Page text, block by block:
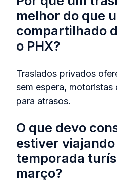
melhor do que
compartilhado
o PHX?
Traslados privados
sem espera,
para atrasos.
O que devo
estiver
temporada
março?